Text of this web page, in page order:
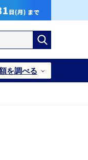
を調べる